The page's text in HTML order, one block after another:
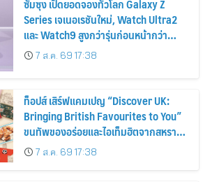
ซัมซุง เปิดยอดจองทั่วโลก Galaxy Z
Series เจเนอเรชันใหม่, Watch Ultra2
และ Watch9 สูงกว่ารุ่นก่อนหน้ากว่า
30%7 ส.ค. 69 17:38
ท็อปส์ เสิร์ฟแคมเปญ “Discover UK:
Bringing British Favourites to You”
ขนทัพของอร่อยและไอเท็มฮิตจากสหราช
อาณาจักร ส่งตรงถึงมือตั้งแต่วันนี้ – 18
สิงหาคมนี้
7 ส.ค. 69 17:38